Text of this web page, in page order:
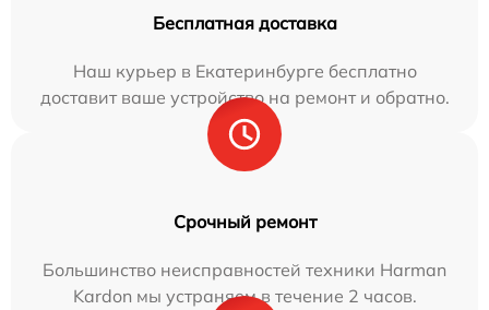
Бесплатная доставка
Наш курьер в Екатеринбурге бесплатно
доставит ваше устройство на ремонт и обратно.
Срочный ремонт
Большинство неисправностей техники Harman
Kardon мы устраняем в течение 2 часов.